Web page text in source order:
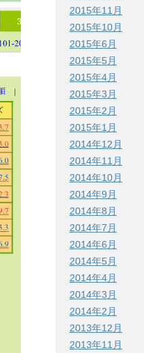
2015年11月
2015年10月
2015年6月
2015年5月
2015年4月
2015年3月
2015年2月
2015年1月
2014年12月
2014年11月
2014年10月
2014年9月
2014年8月
2014年7月
2014年6月
2014年5月
2014年4月
2014年3月
2014年2月
2013年12月
2013年11月